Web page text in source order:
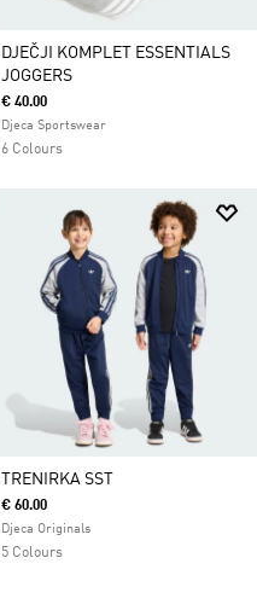
DJEČJI KOMPLET ESSENTIALS
JOGGERS
€ 40.00
Djeca Sportswear
6 Colours
TRENIRKA SST
€ 60.00
Djeca Originals
5 Colours